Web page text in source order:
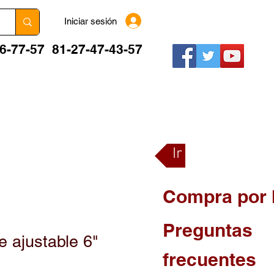
Iniciar sesión
77-57 81-27-47-43-57
ajustable 6"
Ir a la tienda
Compra
Preguntas
frecuentes